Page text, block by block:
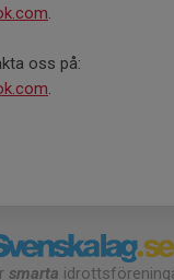
.
oss på:
.
smarta